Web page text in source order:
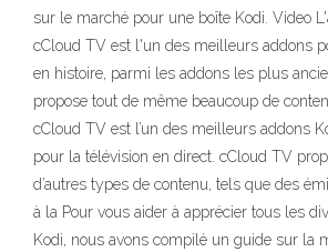
sur le marché pour une boîte Kodi. Video
cCloud TV est l'un des meilleurs addons
en histoire, parmi les addons les plus
propose tout de même beaucoup de
cCloud TV est l’un des meilleurs addons
pour la télévision en direct. cCloud TV
d’autres types de contenu, tels que des
à la Pour vous aider à apprécier tous les
Kodi, nous avons compilé un guide sur la